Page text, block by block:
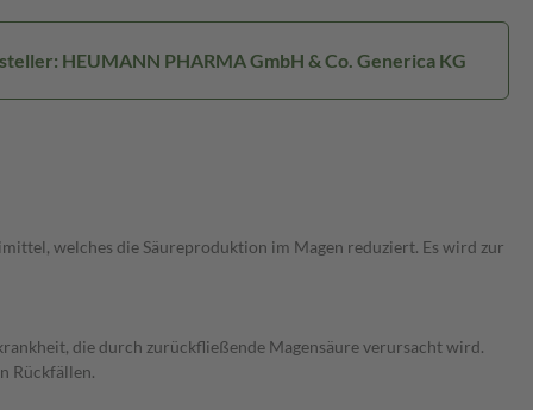
HEUMANN PHARMA GmbH & Co. Generica KG
welches die Säureproduktion im Magen reduziert. Es wird zur
die durch zurückfließende Magensäure verursacht wird.
Rückfällen.